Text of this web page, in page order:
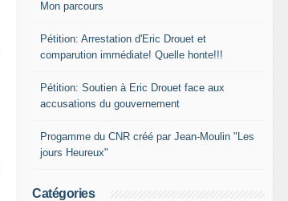
Mon parcours
Pétition: Arrestation d'Eric Drouet et
comparution immédiate! Quelle honte!!!
Pétition: Soutien à Eric Drouet face aux
accusations du gouvernement
Progamme du CNR créé par Jean-Moulin "Les
jours Heureux"
Catégories